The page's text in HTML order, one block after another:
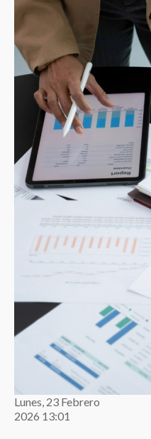
Lunes, 23 Febrero
2026 13:01